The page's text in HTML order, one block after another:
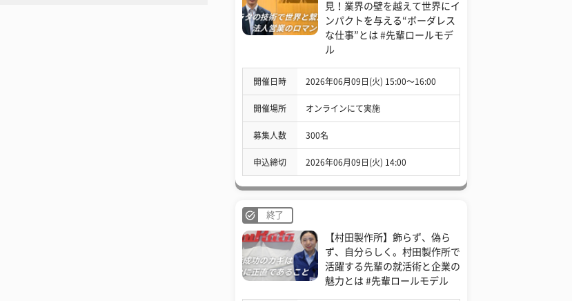
見！業界の壁を越えて世界にイ
ンパクトを与える“ボーダレス
な仕事”とは #先輩ロールモデ
ル
開催日時 2026年06月09日(火) 15:00〜16:00
開催場所 オンラインにて実施
募集人数 300名
申込締切 2026年06月09日(火) 14:00
終了
【村田製作所】飾らず、偽ら
ず、自分らしく。村田製作所で
活躍する先輩の就活術と企業の
魅力とは #先輩ロールモデル